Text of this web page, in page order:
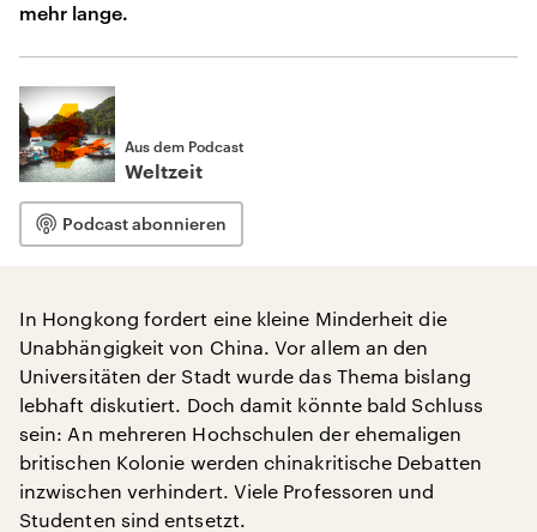
mehr lange.
Aus dem Podcast
Weltzeit
Podcast abonnieren
In Hongkong fordert eine kleine Minderheit die
Unabhängigkeit von China. Vor allem an den
Universitäten der Stadt wurde das Thema bislang
lebhaft diskutiert. Doch damit könnte bald Schluss
sein: An mehreren Hochschulen der ehemaligen
britischen Kolonie werden chinakritische Debatten
inzwischen verhindert. Viele Professoren und
Studenten sind entsetzt.